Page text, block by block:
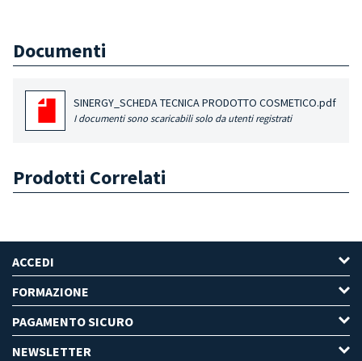
Documenti
SINERGY_SCHEDA TECNICA PRODOTTO COSMETICO.pdf
I documenti sono scaricabili solo da utenti registrati
Prodotti Correlati
ACCEDI
FORMAZIONE
PAGAMENTO SICURO
NEWSLETTER